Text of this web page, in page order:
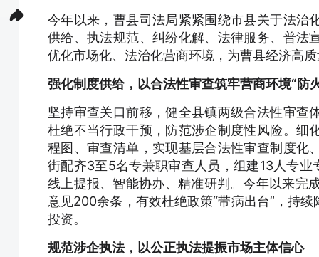
今年以来，曹县司法局紧紧围绕市县关于法治
供给、执法规范、纠纷化解、法律服务、普法
优化市场化、法治化营商环境，为曹县经济高
强化制度供给，以合法性审查筑牢营商环境“防
坚持审查关口前移，健全县镇两级合法性审查
杜绝不当行政干预，防范涉企制度性风险。细
程图、审查清单，实现基层合法性审查制度化
街配齐3至5名专兼职审查人员，组建13人专业
线上提报、智能协办、精准研判。今年以来完
意见200余条，有效杜绝政策“带病出台”，持
投资。
规范涉企执法，以公正执法提振市场主体信心